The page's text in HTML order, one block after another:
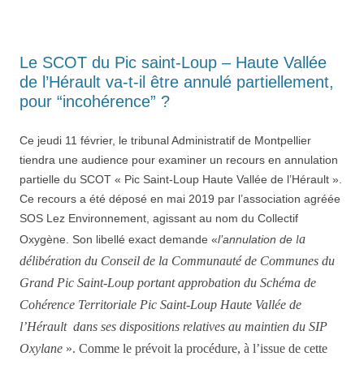
Le SCOT du Pic saint-Loup – Haute Vallée
de l’Hérault va-t-il être annulé partiellement,
pour “incohérence” ?
Ce jeudi 11 février, le tribunal Administratif de Montpellier
tiendra une audience pour examiner un recours en annulation
partielle du SCOT « Pic Saint-Loup Haute Vallée de l’Hérault ».
Ce recours a été déposé en mai 2019 par l’association agréée
SOS Lez Environnement, agissant au nom du Collectif
Oxygène. Son libellé exact demande «l’annulation de la
délibération du Conseil de la Communauté de Communes du
Grand Pic Saint-Loup portant approbation du Schéma de
Cohérence Territoriale Pic Saint-Loup Haute Vallée de
l’Hérault dans ses dispositions relatives au maintien du SIP
Oxylane ». Comme le prévoit la procédure, à l’issue de cette